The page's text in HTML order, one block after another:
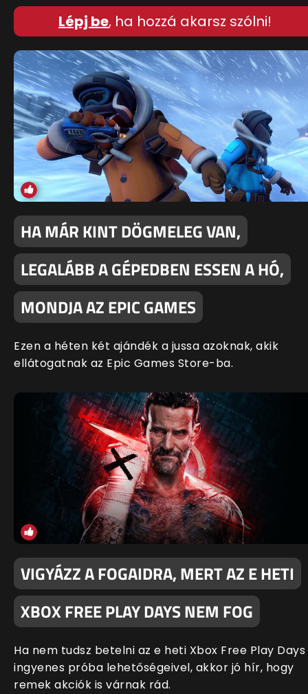
Lépj be, ha hozzá akarsz szólni!
HA MÁR KINT DÖGMELEG VAN,
LEGALÁBB A GÉPEDBEN ESSEN A HÓ,
MONDJA AZ EPIC GAMES
Ezen a héten két ajándék a jussa azoknak, akik
ellátogatnak az Epic Games Store-ba.
VIGYÁZZ A FOGAIDRA, MERT AZ E HETI
XBOX FREE PLAY DAYS NEM FOG
Ha nem tudsz betelni az e heti Xbox Free Play Days
ingyenes próba lehetőségeivel, akkor jó hír, hogy
remek akciók is várnak rád.